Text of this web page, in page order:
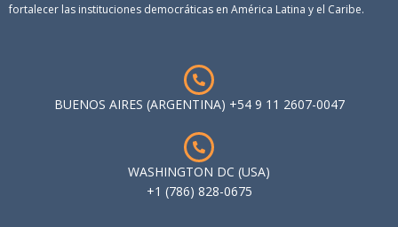
fortalecer las instituciones democráticas en América Latina y el Caribe.
BUENOS AIRES (ARGENTINA) +54 9 11 2607-0047
WASHINGTON DC (USA)
+1 (786) 828-0675